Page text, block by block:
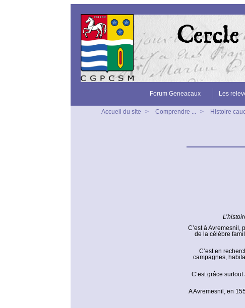
Forum Geneacaux Les
Accueil du site > Comprendre ... > Histoire
C’est à Avremesnil,
de la célèbre
C’est en
campagnes,
C’est grâce
A Avremesnil, en